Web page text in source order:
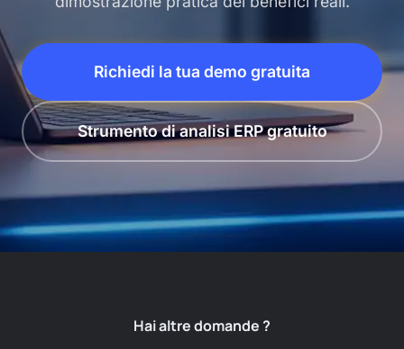
Richiedi la tua demo gratuita
Strumento di analisi ERP gratuito
Hai altre domande ?